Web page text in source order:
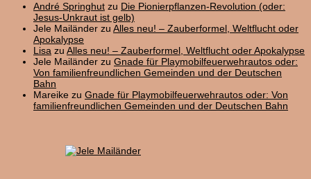
André Springhut zu Die Pionierpflanzen-Revolution (oder:
Jesus-Unkraut ist gelb)
Jele Mailänder zu Alles neu! – Zauberformel, Weltflucht oder
Apokalypse
Lisa zu Alles neu! – Zauberformel, Weltflucht oder Apokalypse
Jele Mailänder zu Gnade für Playmobilfeuerwehrautos oder:
Von familienfreundlichen Gemeinden und der Deutschen
Bahn
Mareike zu Gnade für Playmobilfeuerwehrautos oder: Von
familienfreundlichen Gemeinden und der Deutschen Bahn